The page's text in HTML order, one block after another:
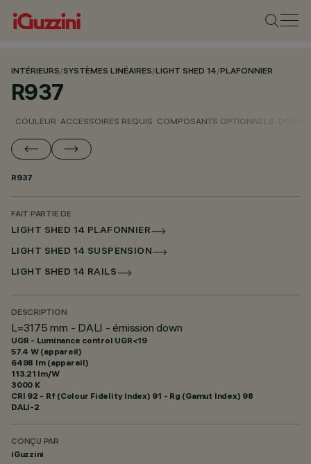
INTÉRIEURS/SYSTÈMES LINÉAIRES/LIGHT SHED 14/PLAFONNIER
R937
COULEUR ACCESSOIRES REQUIS COMPOSANTS OPTIONNELS
R937
FAIT PARTIE DE
LIGHT SHED 14 PLAFONNIER
LIGHT SHED 14 SUSPENSION
LIGHT SHED 14 RAILS
DESCRIPTION
L=3175 mm - DALI - émission down
UGR - Luminance control UGR<19
57.4 W (appareil)
6498 lm (appareil)
113.21 lm/W
3000 K
CRI 92 - Rf (Colour Fidelity Index) 91 - Rg (Gamut Index) 98
DALI-2
CONÇU PAR
iGuzzini